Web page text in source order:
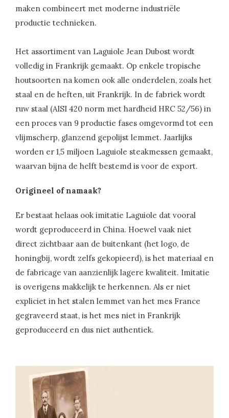
maken combineert met moderne industriële
productie technieken.
Het assortiment van Laguiole Jean Dubost wordt
volledig in Frankrijk gemaakt. Op enkele tropische
houtsoorten na komen ook alle onderdelen, zoals het
staal en de heften, uit Frankrijk. In de fabriek wordt
ruw staal (AISI 420 norm met hardheid HRC 52/56) in
een proces van 9 productie fases omgevormd tot een
vlijmscherp, glanzend gepolijst lemmet. Jaarlijks
worden er 1,5 miljoen Laguiole steakmessen gemaakt,
waarvan bijna de helft bestemd is voor de export.
Origineel of namaak?
Er bestaat helaas ook imitatie Laguiole dat vooral
wordt geproduceerd in China. Hoewel vaak niet
direct zichtbaar aan de buitenkant (het logo, de
honingbij, wordt zelfs gekopieerd), is het materiaal en
de fabricage van aanzienlijk lagere kwaliteit. Imitatie
is overigens makkelijk te herkennen. Als er niet
expliciet in het stalen lemmet van het mes France
gegraveerd staat, is het mes niet in Frankrijk
geproduceerd en dus niet authentiek.